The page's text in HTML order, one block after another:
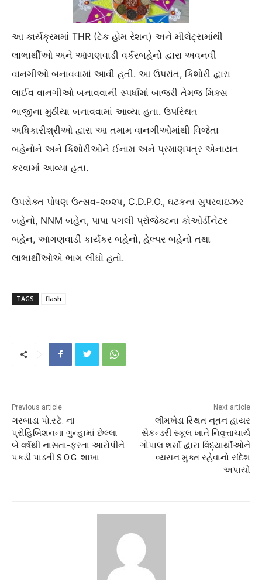
આ કાર્યક્રમમાં THR (ટેક હોમ રેશન) અને મીલેટ્સમાંથી
લાભાર્થીઓ અને આંગણવાડી વર્કરબહેનો દ્વારા અવનવી
વાનગીઓ બનાવવામાં આવી હતી. આ ઉપરાંત, કિશોરી દ્વારા
લાઈવ વાનગીઓ બનાવવાની સ્પર્ધામાં બાજરી તેમજ મિક્સ
ભાજીના મુઠીયા બનાવવામાં આવ્યા હતા. ઉપસ્થિત
અધિકારીશ્રીઓ દ્વારા આ તમામ વાનગીઓમાંથી વિજેતા
બહેનોને અને કિશોરીઓને ઈનામ અને પ્રમાણપત્ર એનાયત
કરવામાં આવ્યા હતા.
ઉપરોક્ત પોષણ ઉત્સવ-૨૦૨૫, C.D.P.O., ઘટકના સુપરવાઇઝર
બહેનો, NNM બહેન, પાપા પગલી પ્રોજેક્ટના કોઓર્ડીનેટર
બહેન, આંગણવાડી કાર્યકર બહેનો, હેલ્પર બહેનો તથા
લાભાર્થીઓએ ભાગ લીધો હતો.
TAGS flash
Previous article
ગરબાડા પો.સ્ટે. ના
પ્રોહિબિશનના ગુન્હામાં છેલ્લા
બે વર્ષથી નાસતા-ફરતા આરોપીને
પકડી પાડતી S.O.G. શાખા
Next article
લીમખેડા સ્થિત નૂતન હાયર
સેકન્ડરી સ્કૂલ ખાતે નિવૃત્તાચાર્ય
ગોપાલ શર્મા દ્વારા વિદ્યાર્થીઓને
વ્યસન મુક્ત રહેવાનો સંદેશ
અપાયો